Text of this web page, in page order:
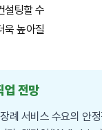
설팅할 수
욱 높아질
전망
례 서비스 수요의 안